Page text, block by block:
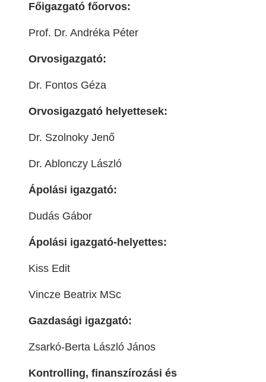
Főigazgató főorvos:
Prof. Dr. Andréka Péter
Orvosigazgató:
Dr. Fontos Géza
Orvosigazgató helyettesek:
Dr. Szolnoky Jenő
Dr. Ablonczy László
Ápolási igazgató:
Dudás Gábor
Ápolási igazgató-helyettes:
Kiss Edit
Vincze Beatrix MSc
Gazdasági igazgató:
Zsarkó-Berta László János
Kontrolling, finanszírozási és